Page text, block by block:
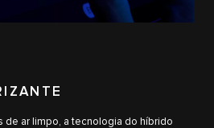
de ar limpo, a tecnologia do híbrido